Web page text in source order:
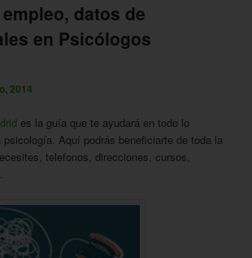
datos de
en Psicólogos
2014
es la guía que te ayudará en todo lo
psicología. Aquí podrás beneficiarte de toda la
telefonos, direcciones, cursos,